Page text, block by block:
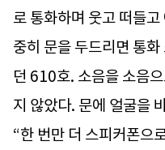
로 통화하며 웃고 떠들
중히 문을 두드리면 통
던 610호. 소음을 소음
지 않았다. 문에 얼굴을
“한 번만 더 스피커폰으